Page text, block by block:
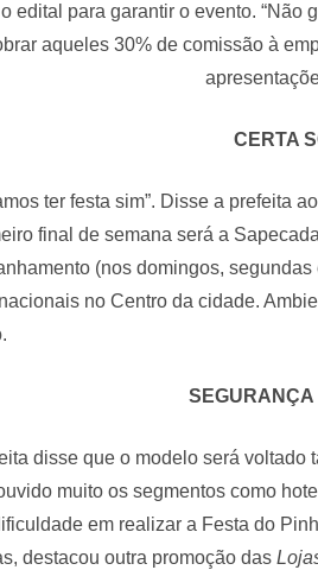
edital para garantir o evento. “Não
aqueles 30% de comissão à
CERTA
ter festa sim”. Disse a prefeita
final de semana será a
(nos domingos, segundas
no Centro da cidade.
SEGURANÇA
disse que o modelo será voltado
muito os segmentos como
em realizar a Festa do
destacou outra promoção das